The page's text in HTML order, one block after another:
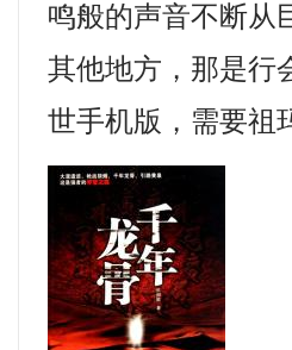
鸣般的声音不断从
其他地方，那是行
世手机版，需要祖